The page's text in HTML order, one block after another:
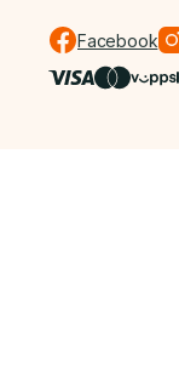
Facebook